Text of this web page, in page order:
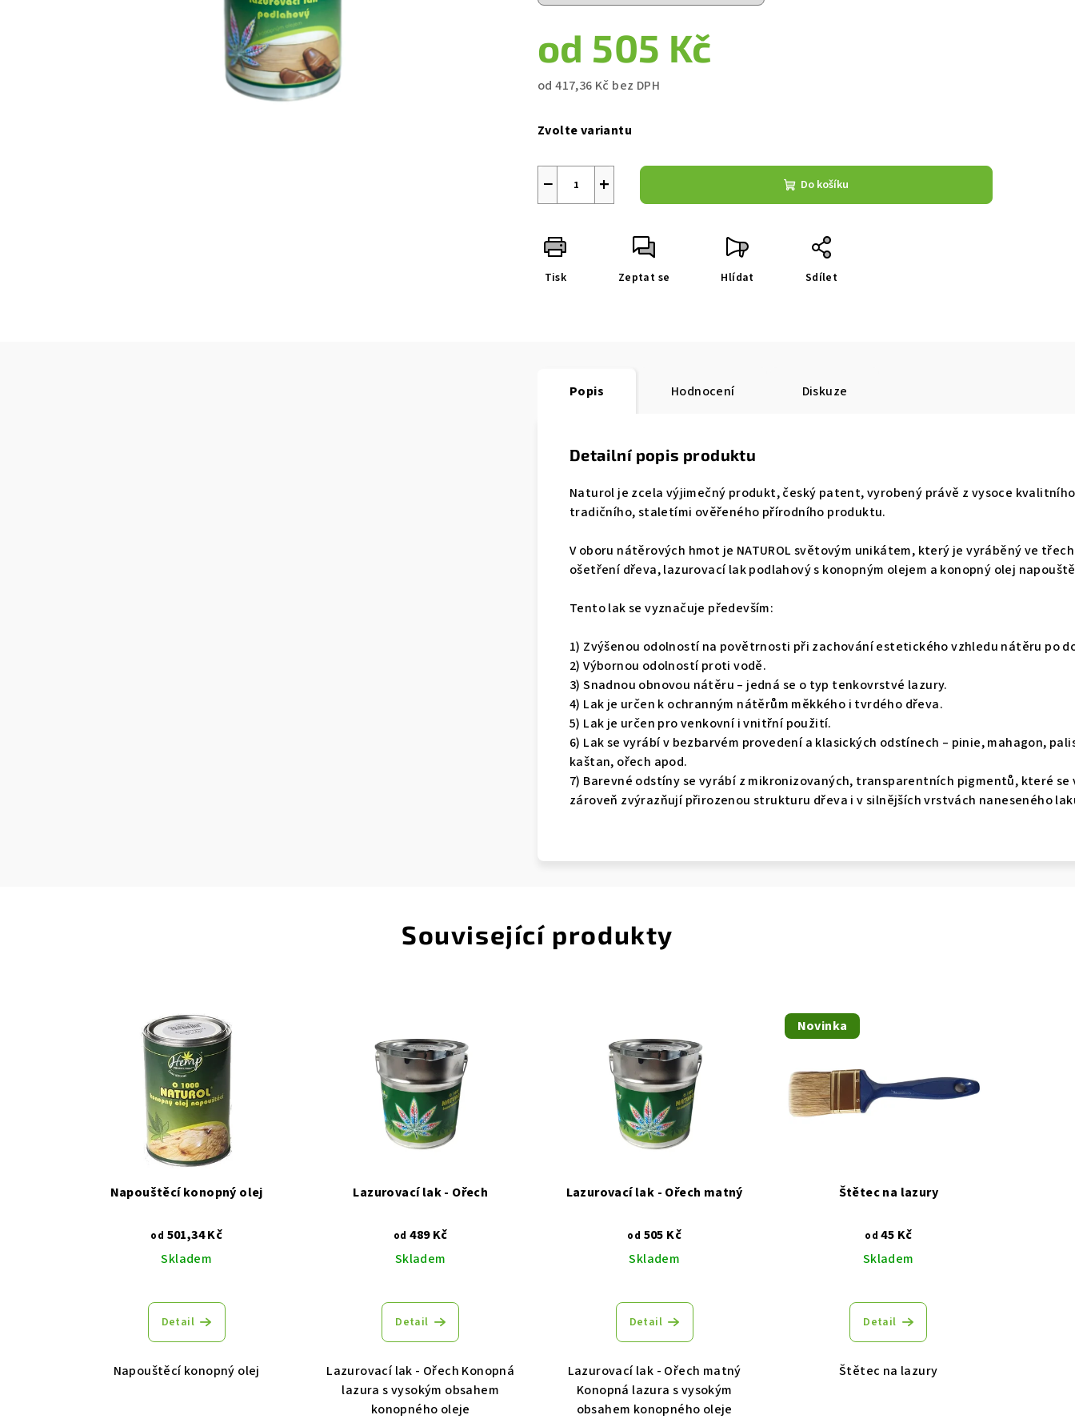
od 505 Kč
od417,36 Kč bez DPH
cena:
Zvolte variantu
+
− Do košíku
Tisk Zeptat se Hlídat Sdílet
Popis Hodnocení Diskuze
Detailní popis produktu
Naturol je zcela výjimečný produkt, český patent, vyrobený právě z vysoce
tradičního, staletími ověřeného přírodního produktu.
V oboru nátěrových hmot je NATUROL světovým unikátem, který je vyráběný ve
ošetření dřeva, lazurovací lak podlahový s konopným olejem a konopný olej
Tento lak se vyznačuje především:
1) Zvýšenou odolností na povětrnosti při zachování estetického vzhledu nátěru po
2) Výbornou odolností proti vodě.
3) Snadnou obnovou nátěru – jedná se o typ tenkovrstvé lazury.
4) Lak je určen k ochranným nátěrům měkkého i tvrdého dřeva.
5) Lak je určen pro venkovní i vnitřní použití.
6) Lak se vyrábí v bezbarvém provedení a klasických odstínech – pinie, mahagon,
kaštan, ořech apod.
7) Barevné odstíny se vyrábí z mikronizovaných, transparentních pigmentů, které
zároveň zvýrazňují přirozenou strukturu dřeva i v silnějších vrstvách naneseného
Související produkty
Napouštěcí konopný olej
od 501,34 Kč
Skladem
Detail
Napouštěcí konopný olej
Lazurovací lak - Ořech
od 489 Kč
Skladem
Detail
Lazurovací lak - Ořech Konopná
lazura s vysokým obsahem
konopného oleje
Lazurovací lak - Ořech matný
od 505 Kč
Skladem
Detail
Lazurovací lak - Ořech matný
Konopná lazura s vysokým
obsahem konopného oleje
Novinka
Štětec na lazury
od 45 Kč
Skladem
Detail
Štětec na lazury